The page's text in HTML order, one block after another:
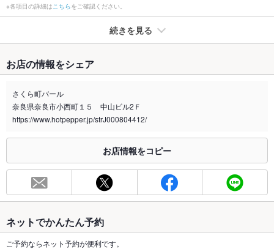
※各項目の詳細は こちらをご確認ください。
続きを見る
禁煙・喫煙 全席禁煙
喫煙専用室 なし
※2020年4月1日～受動喫煙対策に関する法律が施行されています。正しい情報はお店へお問い
総席数 80席(テーブル、半個室、個室をご用意！)
最大宴会収
100人(※着席時、相談可能)
個室 あり ：個室、半個室ともに2名～12名様までお座り頂けます♪
お店の情報をシェア
さくら町バール
奈良県奈良市小西町１５ 中山ビル2Ｆ
https://www.hotpepper.jp/strJ000804412/
お店情報をコピー
ネットでかんたん予約
ご予約ならネット予約が便利です。